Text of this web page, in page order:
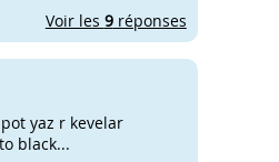
Voir les 9réponses
yaz r kevelar
black...